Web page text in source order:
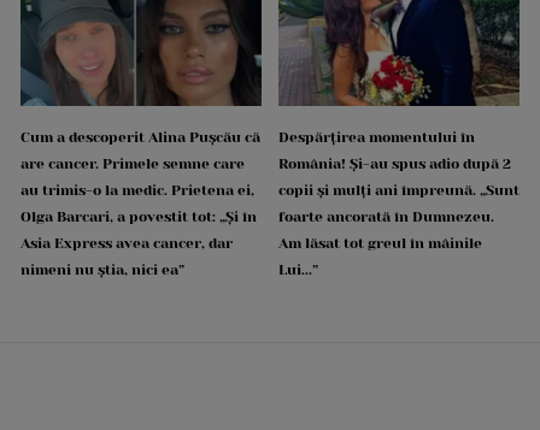
Cum a descoperit Alina Pușcău că
are cancer. Primele semne care
au trimis-o la medic. Prietena ei,
Olga Barcari, a povestit tot: „Și în
Asia Express avea cancer, dar
nimeni nu știa, nici ea”
Despărțirea momentului în
România! Și-au spus adio după 2
copii și mulți ani împreună. „Sunt
foarte ancorată în Dumnezeu.
Am lăsat tot greul în mâinile
Lui...”